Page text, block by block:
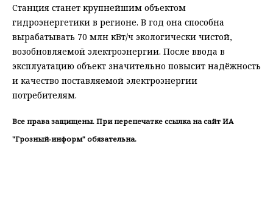
Станция станет крупнейшим объектом
гидроэнергетики в регионе. В год она способна
вырабатывать 70 млн кВт/ч экологически чистой,
возобновляемой электроэнергии. После ввода в
эксплуатацию объект значительно повысит надёжность
и качество поставляемой электроэнергии
потребителям.
Все права защищены. При перепечатке ссылка на сайт ИА
"Грозный-информ" обязательна.